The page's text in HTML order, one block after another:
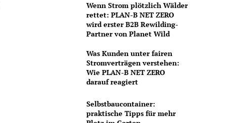
Wenn Strom plötzlich Wälder
rettet: PLAN-B NET ZERO
wird erster B2B Rewilding-
Partner von Planet Wild
Was Kunden unter fairen
Stromverträgen verstehen:
Wie PLAN-B NET ZERO
darauf reagiert
Selbstbaucontainer:
praktische Tipps für mehr